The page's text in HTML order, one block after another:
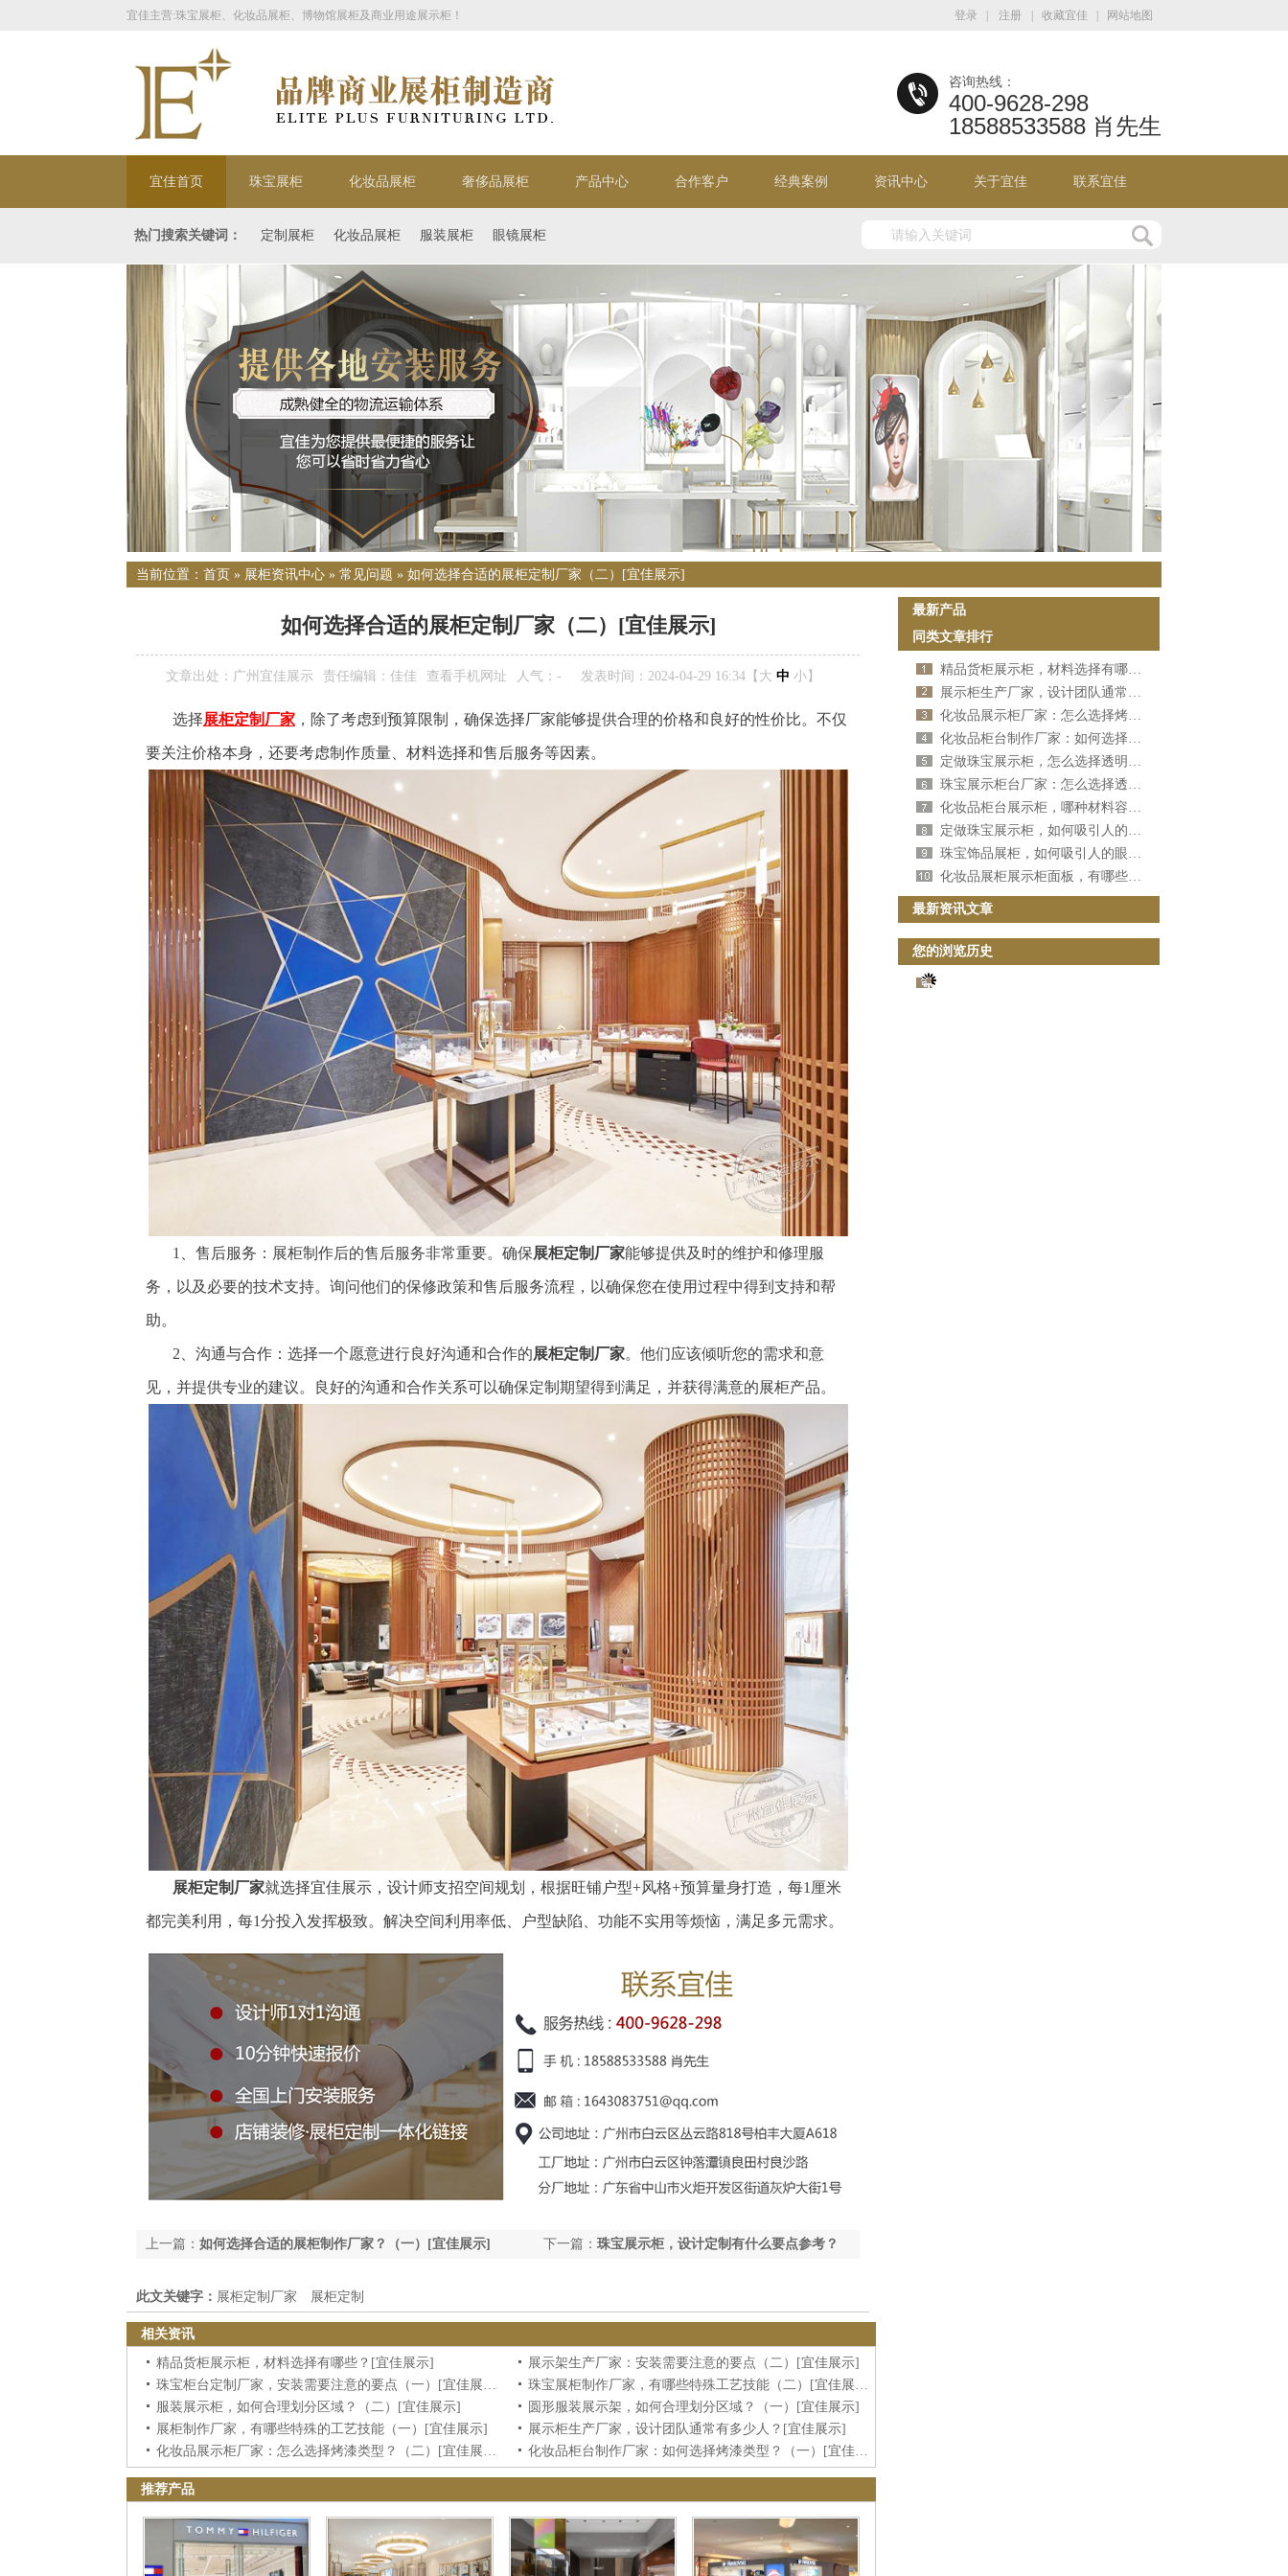
登录 注册 收藏宜佳 网站地图
宜佳主营:珠宝展柜、化妆品展柜、博物馆展柜及商业用途展示柜！
咨询热线：
400-9628-298
18588533588 肖先生
宜佳首页 珠宝展柜 化妆品展柜 奢侈品展柜 产品中心 合作客户 经典案例 资讯中心 关于宜佳 联系宜佳
热门搜索关键词： 定制展柜 化妆品展柜 服装展柜 眼镜展柜
当前位置： 首页 » 展柜资讯中心 » 常见问题 » 如何选择合适的展柜定制厂家（二）[宜佳展示]
如何选择合适的展柜定制厂家（二）[宜佳展示]
文章出处：广州宜佳展示 责任编辑：佳佳 查看手机网址 人气： - 发表时间：2024-04-29 16:34【 大 中 小 】
选择展柜定制厂家 ，除了考虑到预算限制，确保选择厂家能够提供合理的价格和良好的性价比。不仅
要关注价格本身，还要考虑制作质量、材料选择和售后服务等因素。
1、售后服务：展柜制作后的售后服务非常重要。确保展柜定制厂家能够提供及时的维护和修理服
务，以及必要的技术支持。询问他们的保修政策和售后服务流程，以确保您在使用过程中得到支持和帮
助。
2、沟通与合作：选择一个愿意进行良好沟通和合作的展柜定制厂家。他们应该倾听您的需求和意
见，并提供专业的建议。良好的沟通和合作关系可以确保定制期望得到满足，并获得满意的展柜产品。
展柜定制厂家就选择宜佳展示，设计师支招空间规划，根据旺铺户型+风格+预算量身打造，每1厘米
都完美利用，每1分投入发挥极致。解决空间利用率低、户型缺陷、功能不实用等烦恼，满足多元需求。
下一篇： 珠宝展示柜，设计定制有什么要点参考？
上一篇： 如何选择合适的展柜制作厂家？（一）[宜佳展示]
此文关键字： 展柜定制厂家 展柜定制
相关资讯
精品货柜展示柜，材料选择有哪些？[宜佳展示]
展示架生产厂家：安装需要注意的要点（二）[宜佳展示]
珠宝柜台定制厂家，安装需要注意的要点（一）[宜佳展示]
珠宝展柜制作厂家，有哪些特殊工艺技能（二）[宜佳展示]
服装展示柜，如何合理划分区域？（二）[宜佳展示]
圆形服装展示架，如何合理划分区域？（一）[宜佳展示]
展柜制作厂家，有哪些特殊的工艺技能（一）[宜佳展示]
展示柜生产厂家，设计团队通常有多少人？[宜佳展示]
化妆品展示柜厂家：怎么选择烤漆类型？（二）[宜佳展示]
化妆品柜台制作厂家：如何选择烤漆类型？（一）[宜佳展示]
推荐产品
最新产品
同类文章排行
精品货柜展示柜，材料选择有哪些？[宜佳展示]
展示柜生产厂家，设计团队通常有多少人？[宜佳展示]
化妆品展示柜厂家：怎么选择烤漆类型？（二）[宜佳展示]
化妆品柜台制作厂家：如何选择烤漆类型？（一）[宜佳展示]
定做珠宝展示柜，怎么选择透明度？（二）[宜佳展示]
珠宝展示柜台厂家：怎么选择透明度？（一）[宜佳展示]
化妆品柜台展示柜，哪种材料容易清洁和维护？[宜佳展示]
定做珠宝展示柜，如何吸引人的眼光？（二）[宜佳展示]
珠宝饰品展柜，如何吸引人的眼光？（一）[宜佳展示]
化妆品展柜展示柜面板，有哪些常用的材料？[宜佳展示]
最新资讯文章
您的浏览历史